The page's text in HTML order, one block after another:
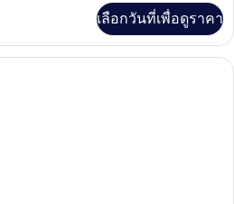
เลือกวันที่เพื่อดูราคา